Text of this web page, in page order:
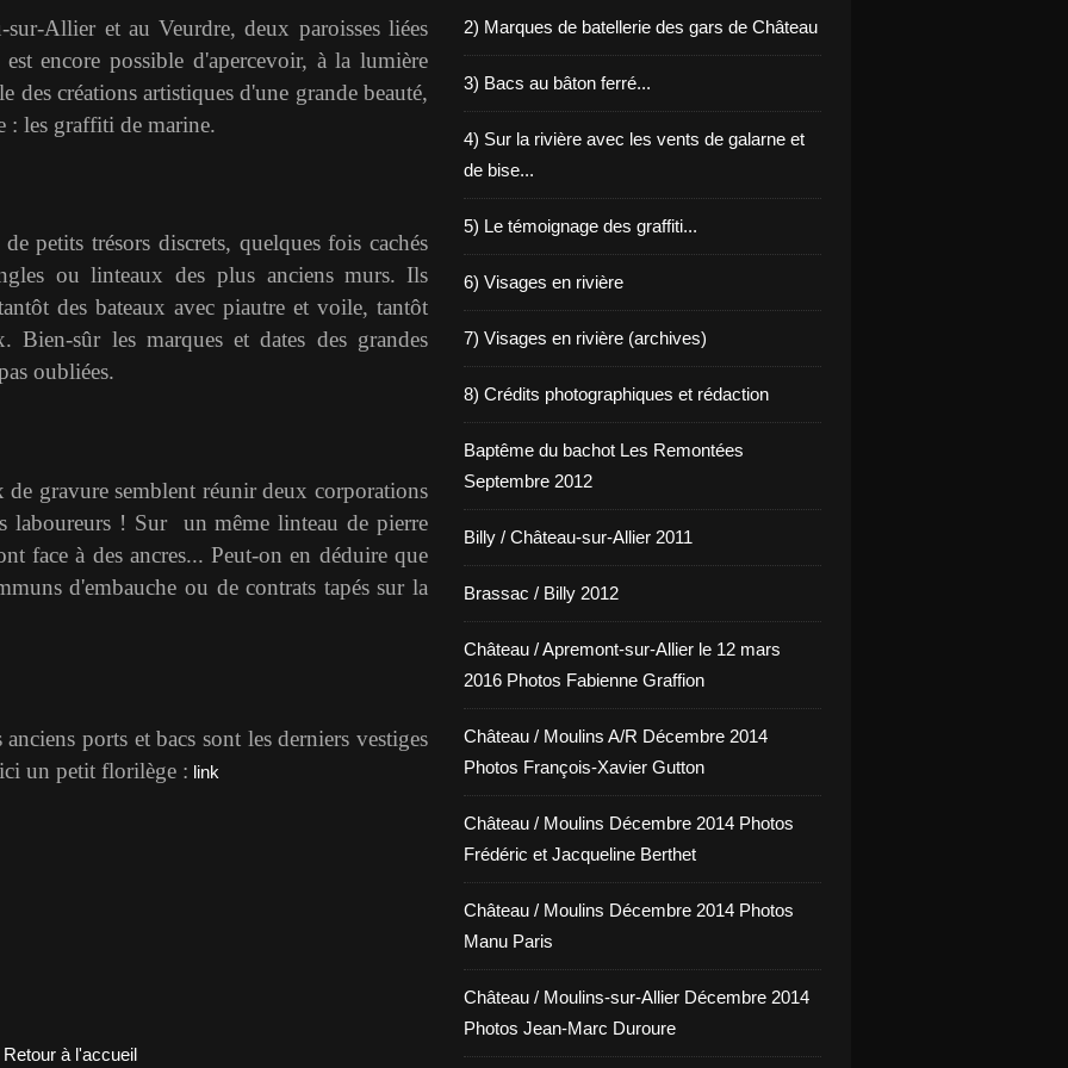
sur-Allier et au Veurdre, deux paroisses liées
encore possible d'apercevoir, à la lumière
des créations artistiques d'une grande beauté,
: les graffiti de marine.
petits trésors discrets, quelques fois cachés
ou linteaux des plus anciens murs. Ils
des bateaux avec piautre et voile, tantôt
Bien-sûr les marques et dates des grandes
oubliées.
gravure semblent réunir deux corporations
laboureurs ! Sur un même linteau de pierre
face à des ancres... Peut-on en déduire que
d'embauche ou de contrats tapés sur la
ports et bacs sont les derniers vestiges
un petit florilège : link
Retour à l'accueil
2) Marques de batellerie des gars de Château
3) Bacs au bâton ferré...
4) Sur la rivière avec les vents de galarne et
de bise...
5) Le témoignage des graffiti...
6) Visages en rivière
7) Visages en rivière (archives)
8) Crédits photographiques et rédaction
Baptême du bachot Les Remontées
Septembre 2012
Billy / Château-sur-Allier 2011
Brassac / Billy 2012
Château / Apremont-sur-Allier le 12 mars
2016 Photos Fabienne Graffion
Château / Moulins A/R Décembre 2014
Photos François-Xavier Gutton
Château / Moulins Décembre 2014 Photos
Frédéric et Jacqueline Berthet
Château / Moulins Décembre 2014 Photos
Manu Paris
Château / Moulins-sur-Allier Décembre 2014
Photos Jean-Marc Duroure